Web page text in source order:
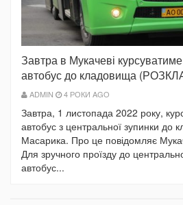
Завтра в Мукачеві
автобус до кладовища
ADMIN 4 РОКИ AGO
Завтра, 1 листопада 2022 року,
автобус з центральної зупинки до
Масарика. Про це повідомляє
Для зручного проїзду до
автобус...